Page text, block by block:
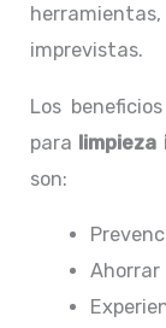
imprevistas.
Los
para limpieza
son:
Ahorrar